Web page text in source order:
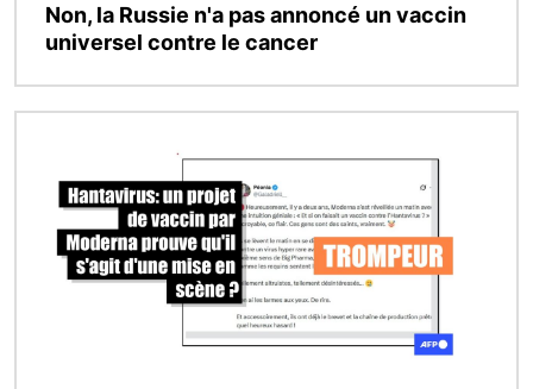
Non, la Russie n'a pas annoncé un vaccin
universel contre le cancer